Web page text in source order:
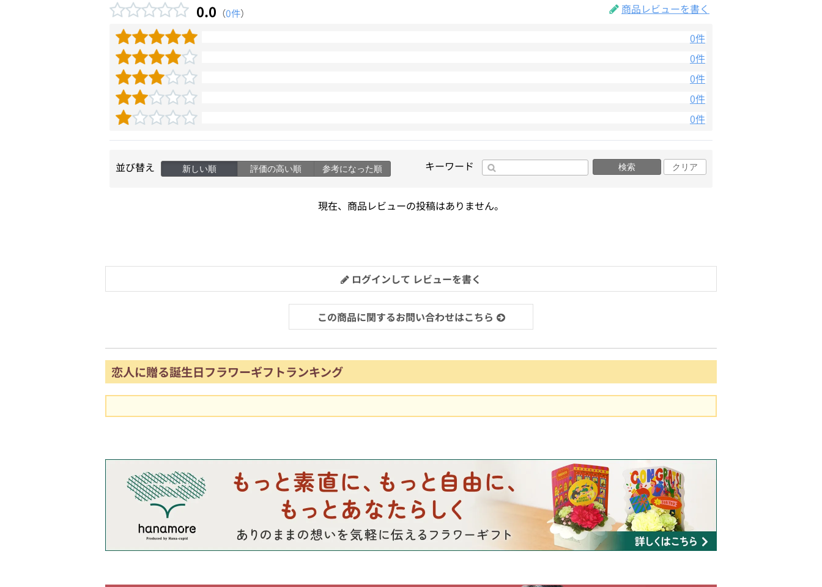
0.0 （0件）
商品レビューを書く
0件
0件
0件
0件
0件
並び替え 新しい順 評価の高い順 参考になった順 キーワード 検索 クリア
現在、商品レビューの投稿はありません。
ログインして レビューを書く
この商品に関するお問い合わせはこちら
恋人に贈る誕生日フラワーギフトランキング